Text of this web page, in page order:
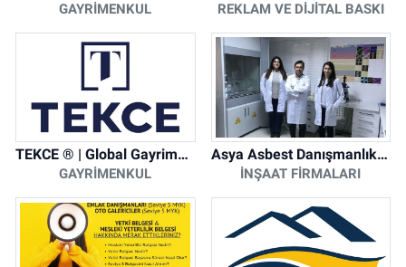
GAYRIMENKUL REKLAM VE DIJITAL BASKI
TEKCE ® | Global Gayrimenkul Şirketi
GAYRIMENKUL
Asya Asbest Danışmanlık - Asbest Söküm ve Asbest Raporu
İNŞAAT FIRMALARI